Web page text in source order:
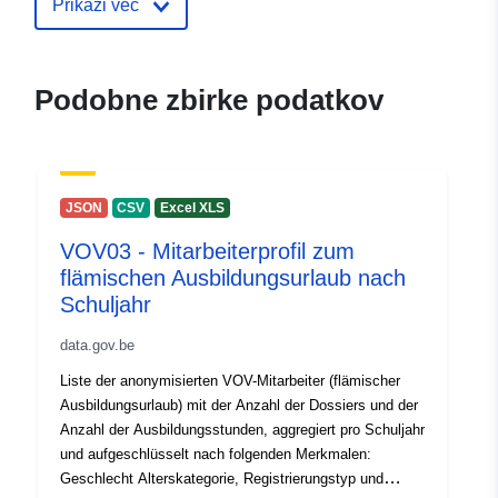
Posodobljeno na spletišču
30 July 2026
Prostorski: Usklajuje: [ [ 2.54, 51.51 ], [
Identifikatorji: https://
uriRef:
http://data.europa.eu/88u/dataset/
Prikaži več
Podobne zbirke podatkov
JSON CSV Excel XLS
VOV03 - Mitarbeiterprofil zum
flämischen Ausbildungsurlaub nach
Schuljahr
data.gov.be
Liste der anonymisierten VOV-Mitarbeiter (flämischer
Ausbildungsurlaub) mit der Anzahl der Dossiers und der
Anzahl der Ausbildungsstunden, aggregiert pro Schuljahr
und aufgeschlüsselt nach folgenden Merkmalen:
Geschlecht Alterskategorie, Registrierungstyp und